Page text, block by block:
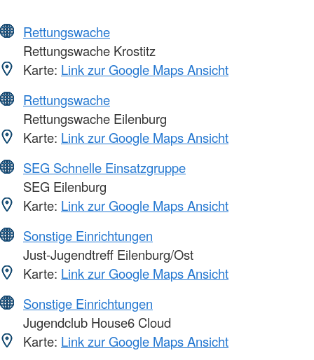
Rettungswache
Rettungswache Krostitz
Karte: Link zur Google Maps Ansicht
Rettungswache
Rettungswache Eilenburg
Karte: Link zur Google Maps Ansicht
SEG Schnelle Einsatzgruppe
SEG Eilenburg
Karte: Link zur Google Maps Ansicht
Sonstige Einrichtungen
Just-Jugendtreff Eilenburg/Ost
Karte: Link zur Google Maps Ansicht
Sonstige Einrichtungen
Jugendclub House6 Cloud
Karte: Link zur Google Maps Ansicht